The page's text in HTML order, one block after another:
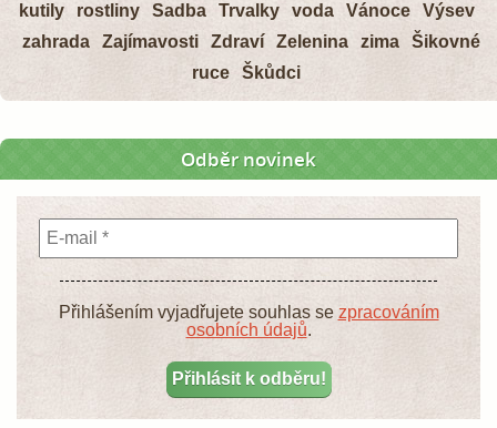
kutily
rostliny Sadba Trvalky voda Vánoce
Výsev
zahrada
Zajímavosti Zdraví Zelenina zima
Šikovné
ruce
Škůdci
Odběr novinek
Přihlášením vyjadřujete souhlas se zpracováním
osobních údajů.